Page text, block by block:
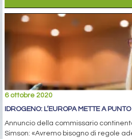
6 ottobre 2020
IDROGENO: L’EUROPA METTE A
Annuncio della commissario
Simson: «Avremo bisogno di regole